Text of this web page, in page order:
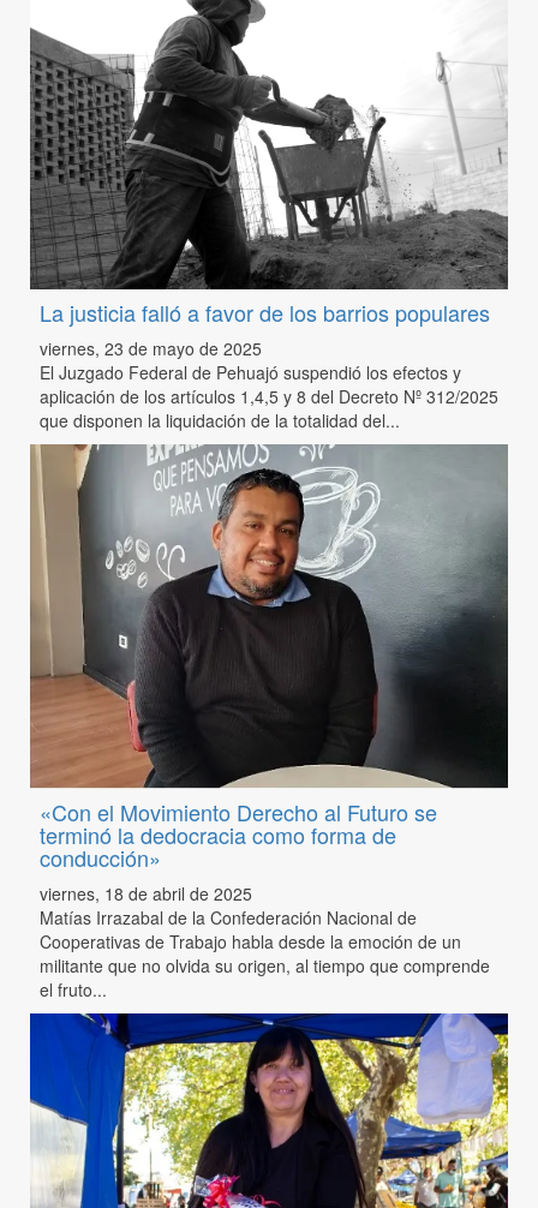
La justicia falló a favor de los barrios populares
viernes, 23 de mayo de 2025
El Juzgado Federal de Pehuajó suspendió los efectos y
aplicación de los artículos 1,4,5 y 8 del Decreto Nº 312/2025
que disponen la liquidación de la totalidad del...
«Con el Movimiento Derecho al Futuro se
terminó la dedocracia como forma de
conducción»
viernes, 18 de abril de 2025
Matías Irrazabal de la Confederación Nacional de
Cooperativas de Trabajo habla desde la emoción de un
militante que no olvida su origen, al tiempo que comprende
el fruto...